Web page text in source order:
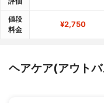
値段
料金
¥2,750
ヘアケア(アウト